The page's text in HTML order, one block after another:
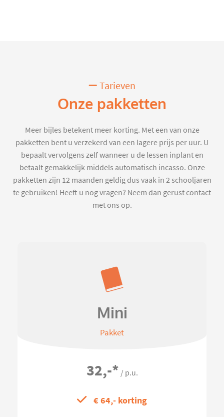
Tarieven
Onze pakketten
Meer bijles betekent meer korting. Met een van onze
pakketten bent u verzekerd van een lagere prijs per uur. U
bepaalt vervolgens zelf wanneer u de lessen inplant en
betaalt gemakkelijk middels automatisch incasso. Onze
pakketten zijn 12 maanden geldig dus vaak in 2 schooljaren
te gebruiken! Heeft u nog vragen? Neem dan gerust contact
met ons op.
Mini
Pakket
32,-* / p.u.
€ 64,- korting